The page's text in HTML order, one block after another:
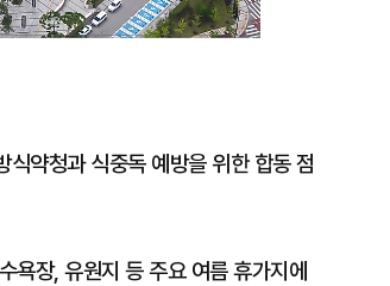
약청과 식중독 예방을 위한 합동 점
장, 유원지 등 주요 여름 휴가지에